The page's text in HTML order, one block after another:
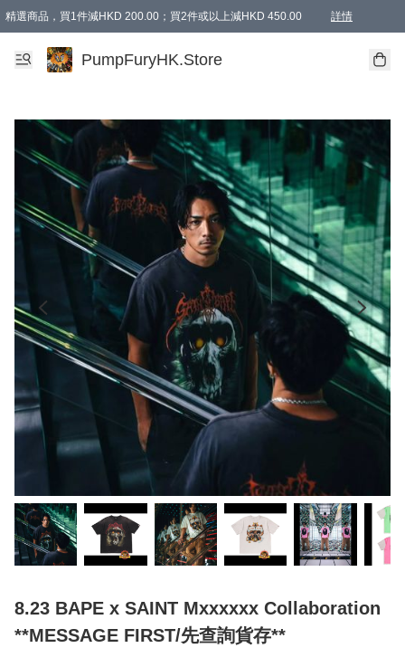
精選商品，買1件減HKD 200.00；買2件或以上減HKD 450.00 詳情
AAPE商品,會員專享9折或以上（按會員等級）AAPE products, members can
精選商品，任選買2件或以上減HKD 100.00
購物滿 HKD 800.00即享免運費優惠！（適用於 特定的送貨方式 )
PumpFuryHK.Store
8.23 BAPE x SAINT Mxxxxxx Collaboration
**MESSAGE FIRST/先查詢貨存**